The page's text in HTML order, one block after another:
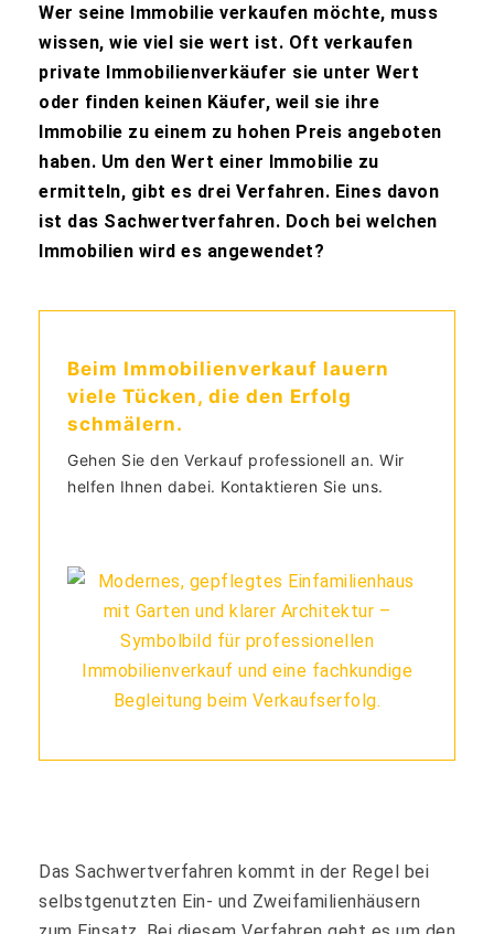
Wer seine Immobilie verkaufen möchte, muss
wissen, wie viel sie wert ist. Oft verkaufen
private Immobilienverkäufer sie unter Wert
oder finden keinen Käufer, weil sie ihre
Immobilie zu einem zu hohen Preis angeboten
haben. Um den Wert einer Immobilie zu
ermitteln, gibt es drei Verfahren. Eines davon
ist das Sachwertverfahren. Doch bei welchen
Immobilien wird es angewendet?
Beim Immobilienverkauf lauern
viele Tücken, die den Erfolg
schmälern.
Gehen Sie den Verkauf professionell an. Wir
helfen Ihnen dabei. Kontaktieren Sie uns.
Das Sachwertverfahren kommt in der Regel bei
selbstgenutzten Ein- und Zweifamilienhäusern